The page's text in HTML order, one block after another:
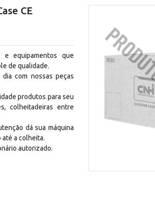
CE
e equipamentos que
de qualidade.
com nossas peças
produtos para seu
colheitadeiras entre
dá sua máquina
a colheita.
autorizado.